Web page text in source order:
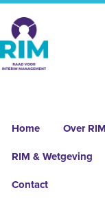
Home Over RIM
RIM & Wetgeving
Contact
Your